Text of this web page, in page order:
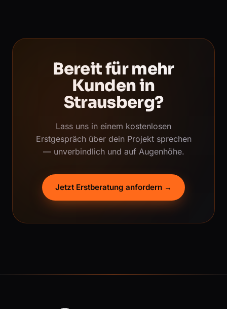
Bereit für mehr
Kunden in
Strausberg?
Lass uns in einem kostenlosen
Erstgespräch über dein Projekt sprechen
— unverbindlich und auf Augenhöhe.
Jetzt Erstberatung anfordern →